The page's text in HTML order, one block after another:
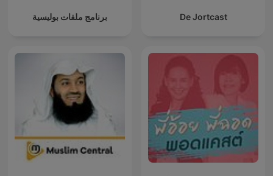
برنامج ملفات بوليسية De Jortcast